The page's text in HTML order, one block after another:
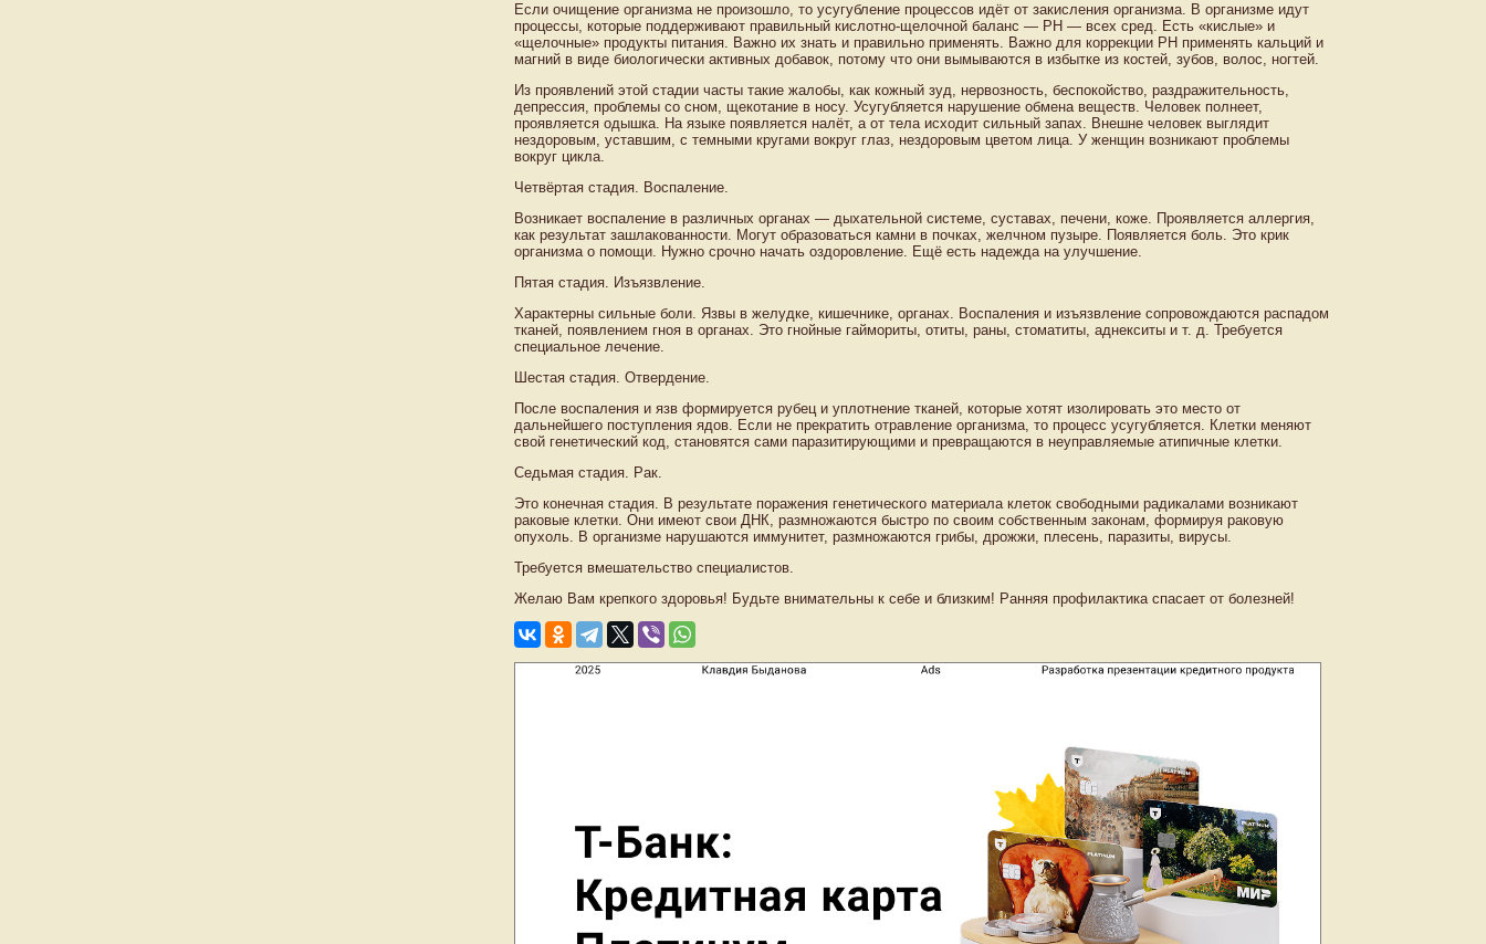
Если очищение организма не произошло, то усугубление процессов идёт от закисления организма. В организме идут
процессы, которые поддерживают правильный кислотно-щелочной баланс — РН — всех сред. Есть «кислые» и
«щелочные» продукты питания. Важно их знать и правильно применять. Важно для коррекции РН применять кальций и
магний в виде биологически активных добавок, потому что они вымываются в избытке из костей, зубов, волос, ногтей.
Из проявлений этой стадии часты такие жалобы, как кожный зуд, нервозность, беспокойство, раздражительность,
депрессия, проблемы со сном, щекотание в носу. Усугубляется нарушение обмена веществ. Человек полнеет,
проявляется одышка. На языке появляется налёт, а от тела исходит сильный запах. Внешне человек выглядит
нездоровым, уставшим, с темными кругами вокруг глаз, нездоровым цветом лица. У женщин возникают проблемы
вокруг цикла.
Четвёртая стадия. Воспаление.
Возникает воспаление в различных органах — дыхательной системе, суставах, печени, коже. Проявляется аллергия,
как результат зашлакованности. Могут образоваться камни в почках, желчном пузыре. Появляется боль. Это крик
организма о помощи. Нужно срочно начать оздоровление. Ещё есть надежда на улучшение.
Пятая стадия. Изъязвление.
Характерны сильные боли. Язвы в желудке, кишечнике, органах. Воспаления и изъязвление сопровождаются распадом
тканей, появлением гноя в органах. Это гнойные гаймориты, отиты, раны, стоматиты, аднекситы и т. д. Требуется
специальное лечение.
Шестая стадия. Отвердение.
После воспаления и язв формируется рубец и уплотнение тканей, которые хотят изолировать это место от
дальнейшего поступления ядов. Если не прекратить отравление организма, то процесс усугубляется. Клетки меняют
свой генетический код, становятся сами паразитирующими и превращаются в неуправляемые атипичные клетки.
Седьмая стадия. Рак.
Это конечная стадия. В результате поражения генетического материала клеток свободными радикалами возникают
раковые клетки. Они имеют свои ДНК, размножаются быстро по своим собственным законам, формируя раковую
опухоль. В организме нарушаются иммунитет, размножаются грибы, дрожжи, плесень, паразиты, вирусы.
Требуется вмешательство специалистов.
Желаю Вам крепкого здоровья! Будьте внимательны к себе и близким! Ранняя профилактика спасает от болезней!